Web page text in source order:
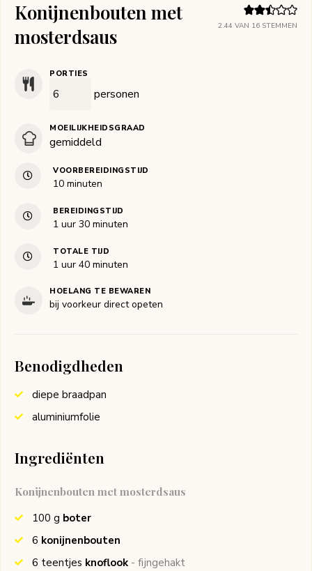
2.44 VAN 16 STEMMEN
Konijnenbouten met
mosterdsaus
PORTIES
personen
MOEILIJKHEIDSGRAAD
gemiddeld
VOORBEREIDINGSTIJD
10minuten
minuten
BEREIDINGSTIJD
1 uur
uur 30minuten
minuten
TOTALE TIJD
1 uur
uur 40minuten
minuten
HOELANG TE BEWAREN
bij voorkeur direct opeten
Benodigdheden
diepe braadpan
aluminiumfolie
Ingrediënten
Konijnenbouten met mosterdsaus
100 g boter
6 konijnenbouten
6 teentjes knoflook - fijngehakt